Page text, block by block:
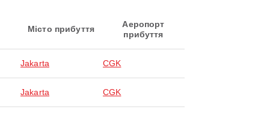
Місто прибуття
Аеропорт
прибуття
Jakarta CGK
Jakarta CGK